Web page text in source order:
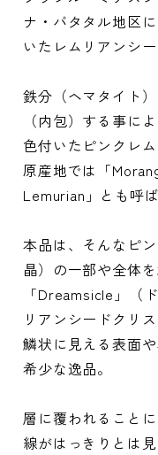
ナ・バタタル地区
いたレムリアンシ
鉄分（ヘマタイト
（内包）する事に
色付いたピンクレ
原産地では「
Lemurian」とも呼
本品は、そんなピ
晶）の一部や全体
「Dreamsicle」（
リアンシードクリス
鱗状に見える表面
希少な逸品。
層に覆われること
線がはっきりとは